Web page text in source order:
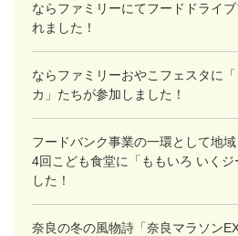
ならファミリーにてフードドライ
れました！
ならファミリーおやこフェスタに
カ」たちが参加しました！
フードバンク事業の一環として地
4回こども食堂に「ももいろ いくジ
した！
奈良の冬の風物詩「奈良マラソン